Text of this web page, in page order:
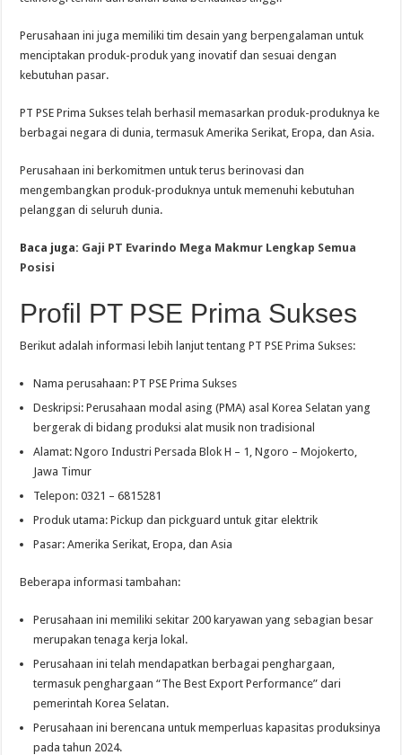
Perusahaan ini juga memiliki tim desain yang berpengalaman untuk
menciptakan produk-produk yang inovatif dan sesuai dengan
kebutuhan pasar.
PT PSE Prima Sukses telah berhasil memasarkan produk-produknya ke
berbagai negara di dunia, termasuk Amerika Serikat, Eropa, dan Asia.
Perusahaan ini berkomitmen untuk terus berinovasi dan
mengembangkan produk-produknya untuk memenuhi kebutuhan
pelanggan di seluruh dunia.
Baca juga: Gaji PT Evarindo Mega Makmur Lengkap Semua
Posisi
Profil PT PSE Prima Sukses
Berikut adalah informasi lebih lanjut tentang PT PSE Prima Sukses:
Nama perusahaan: PT PSE Prima Sukses
Deskripsi: Perusahaan modal asing (PMA) asal Korea Selatan yang
bergerak di bidang produksi alat musik non tradisional
Alamat: Ngoro Industri Persada Blok H – 1, Ngoro – Mojokerto,
Jawa Timur
Telepon: 0321 – 6815281
Produk utama: Pickup dan pickguard untuk gitar elektrik
Pasar: Amerika Serikat, Eropa, dan Asia
Beberapa informasi tambahan:
Perusahaan ini memiliki sekitar 200 karyawan yang sebagian besar
merupakan tenaga kerja lokal.
Perusahaan ini telah mendapatkan berbagai penghargaan,
termasuk penghargaan “The Best Export Performance” dari
pemerintah Korea Selatan.
Perusahaan ini berencana untuk memperluas kapasitas produksinya
pada tahun 2024.